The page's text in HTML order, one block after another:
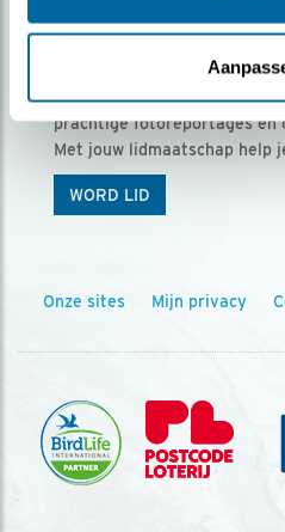
Ontvang 5 x Vogels
Vogels is het tijdschrift voor
prachtige fotoreportages en
Met jouw lidmaatschap help
WORD LID
Onze sites Mijn privacy